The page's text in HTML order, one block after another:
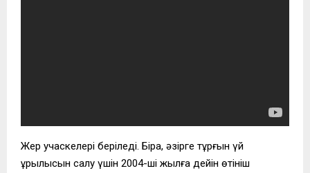
Жер учаскелері беріледі. Бірақ, әзірге тұрғын үй
құрылысын салу үшін 2004-ші жылға дейін өтініш